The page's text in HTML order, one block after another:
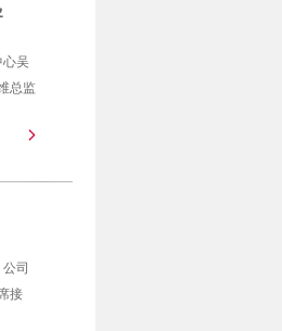
吴
总监
司
接